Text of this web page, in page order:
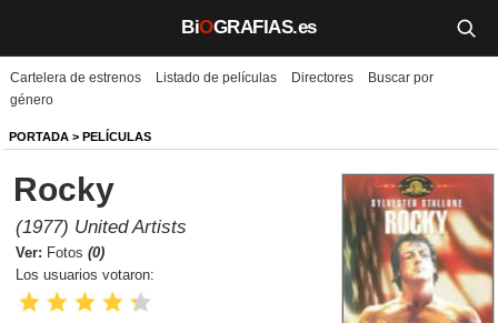
BiOGRAFIAS.es
Biografías
Películas
TV
Música
Un día como hoy
Cartelera de estrenos Listado de películas Directores
Buscar por
género
PORTADA > PELÍCULAS
Rocky
(1977) United Artists
Ver: Fotos (0)
Los usuarios votaron: